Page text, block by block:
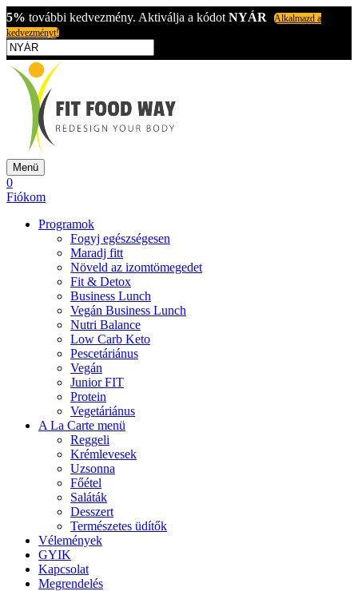
5% további kedvezmény. Aktiválja a kódot NYÁR
Alkalmazd a
kedvezményt!
Menü
0
Fiókom
Programok
Fogyj egészségesen
Maradj fitt
Növeld az izomtömegedet
Fit & Detox
Business Lunch
Vegán Business Lunch
Nutri Balance
Low Carb Keto
Pescetáriánus
Vegán
Junior FIT
Protein
Vegetáriánus
A La Carte menü
Reggeli
Krémlevesek
Uzsonna
Főétel
Saláták
Desszert
Természetes üdítők
Vélemények
GYIK
Kapcsolat
Megrendelés